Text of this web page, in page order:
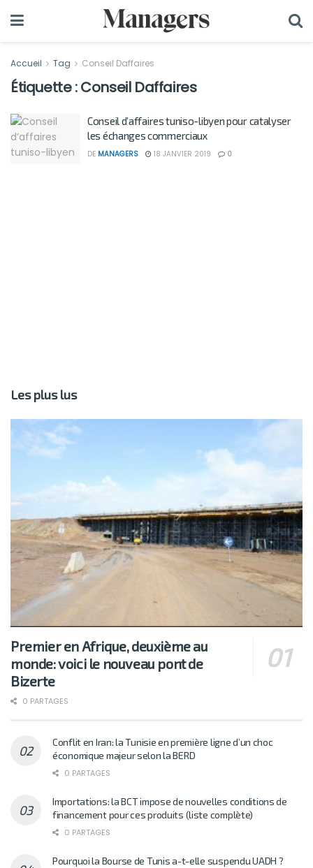
Accueil Tag Conseil Daffaires
Étiquette :Conseil Daffaires
Conseil d’affaires tuniso-libyen pour catalyser
les échanges commerciaux
DE MANAGERS 18 JANVIER 2019 0
Les plus lus
Premier en Afrique, deuxième au
monde: voici le nouveau pont de
Bizerte
0 PARTAGES
Conflit en Iran: la Tunisie en première ligne d’un choc
économique majeur selon la BERD
0 PARTAGES
Importations: la BCT impose de nouvelles conditions de
financement pour ces produits (liste complète)
0 PARTAGES
Pourquoi la Bourse de Tunis a-t-elle suspendu UADH ?